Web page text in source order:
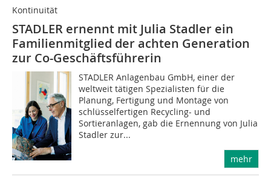
Kontinuität
STADLER ernennt mit Julia Stadler ein
Familienmitglied der achten Generation
zur Co-Geschäftsführerin
STADLER Anlagenbau GmbH, einer der
weltweit tätigen Spezialisten für die
Planung, Fertigung und Montage von
schlüsselfertigen Recycling- und
Sortieranlagen, gab die Ernennung von Julia
Stadler zur...
mehr